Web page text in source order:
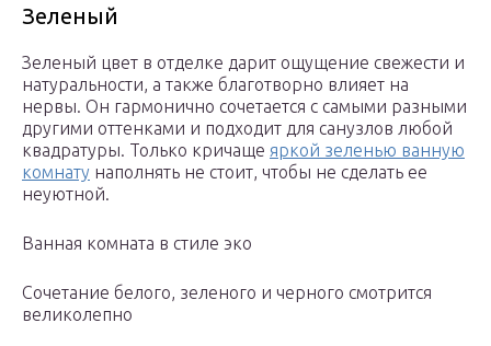
Зеленый
Зеленый цвет в отделке дарит ощущение свежести и
натуральности, а также благотворно влияет на
нервы. Он гармонично сочетается с самыми разными
другими оттенками и подходит для санузлов любой
квадратуры. Только кричаще яркой зеленью ванную
комнату наполнять не стоит, чтобы не сделать ее
неуютной.
Ванная комната в стиле эко
Сочетание белого, зеленого и черного смотрится
великолепно